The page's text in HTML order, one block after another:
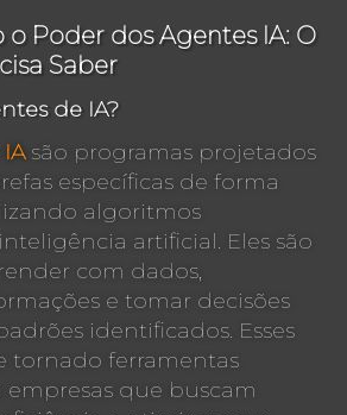
o Poder dos Agentes IA: O
Saber
de IA?
são programas projetados
específicas de forma
algoritmos
artificial. Eles são
com dados,
e tomar decisões
identificados. Esses
tornado ferramentas
empresas que buscam